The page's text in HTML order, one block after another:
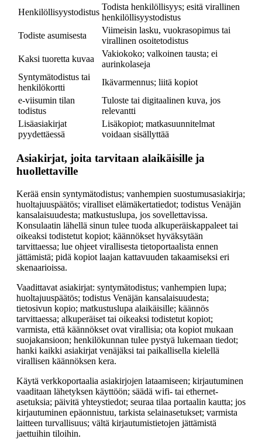
Henkilöllisyystodistus
Todista henkilöllisyys; esitä virallinen
henkilöllisyystodistus
Todiste asumisesta
Viimeisin lasku, vuokrasopimus tai
virallinen osoitetodistus
Kaksi tuoretta kuvaa
Vakiokoko; valkoinen tausta; ei
aurinkolaseja
Syntymätodistus tai
henkilökortti
Ikä­varmennus; liitä kopiot
e-viisumin tilan
todistus
Tuloste tai digitaalinen kuva, jos
relevantti
Lisäasiakirjat
pyydettäessä
Lisäkopiot; matkasuunnitelmat
voidaan sisällyttää
Asiakirjat, joita tarvitaan alaikäisille ja
huollettaville
Kerää ensin syntymätodistus; vanhempien suostumusasiakirja;
huoltajuuspäätös; viralliset elämäkertatiedot; todistus Venäjän
kansalaisuudesta; matkustuslupa, jos sovellettavissa.
Konsulaatin lähellä sinun tulee tuoda alkuperäiskappaleet tai
oikeaksi todistetut kopiot; käännökset hyväksytään
tarvittaessa; lue ohjeet virallisesta tietoportaalista ennen
jättämistä; pidä kopiot laajan kattavuuden takaamiseksi eri
skenaarioissa.
Vaadittavat asiakirjat: syntymätodistus; vanhempien lupa;
huoltajuuspäätös; todistus Venäjän kansalaisuudesta;
tietosivun kopio; matkustuslupa alaikäisille; käännös
tarvittaessa; alkuperäiset tai oikeaksi todistetut kopiot;
varmista, että käännökset ovat virallisia; ota kopiot mukaan
suojakansioon; henkilökunnan tulee pystyä lukemaan tiedot;
hanki kaikki asiakirjat venäjäksi tai paikallisella kielellä
virallisen käännöksen kera.
Käytä verkkoportaalia asiakirjojen lataamiseen; kirjautuminen
vaaditaan lähetyksen käyttöön; säädä wifi- tai ethernet-
asetuksia; päivitä yhteystiedot; seuraa tilaa portaalin kautta; jos
kirjautuminen epäonnistuu, tarkista selainasetukset; varmista
laitteen turvallisuus; vältä kirjautumistietojen jättämistä
jaettuihin tiloihin.